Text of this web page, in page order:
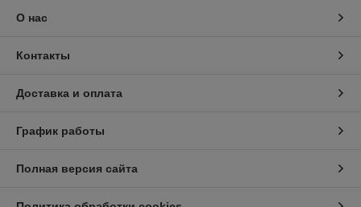
О нас
Контакты
Доставка и оплата
График работы
Полная версия сайта